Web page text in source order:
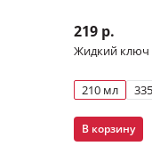
219 р.
Жидкий ключ
210 мл 335
В корзину